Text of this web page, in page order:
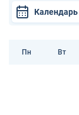
Календарь
Пн Вт